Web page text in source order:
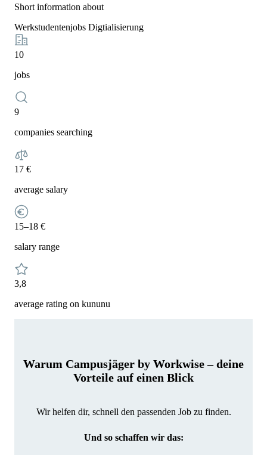
Short information about
Werkstudentenjobs Digtialisierung
10
jobs
9
companies searching
17 €
average salary
15–18 €
salary range
3,8
average rating on kununu
Warum Campusjäger by Workwise – deine
Vorteile auf einen Blick
Wir helfen dir, schnell den passenden Job zu finden.
Und so schaffen wir das: